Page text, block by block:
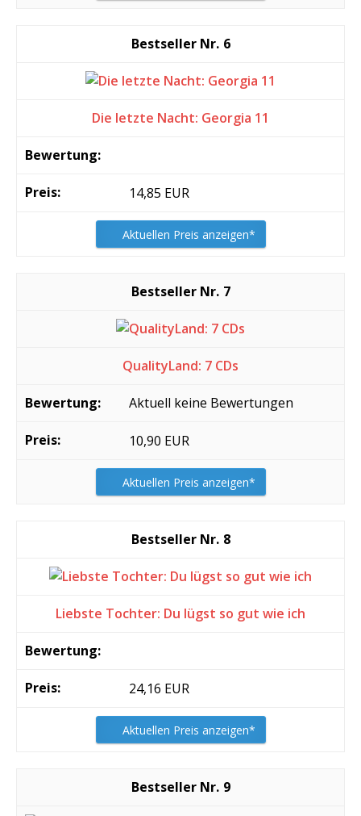
6
Die letzte Nacht: Georgia 11
14,85 EUR
Aktuellen Preis anzeigen*
7
QualityLand: 7 CDs
Aktuell keine Bewertungen
10,90 EUR
Aktuellen Preis anzeigen*
8
Liebste Tochter: Du lügst so gut wie ich
24,16 EUR
Aktuellen Preis anzeigen*
9